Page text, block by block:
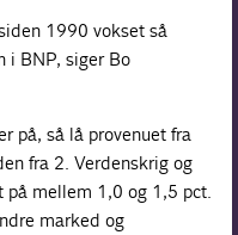
1990 vokset så
i BNP, siger Bo
på, så lå provenuet fra
fra 2. Verdenskrig og
mellem 1,0 og 1,5 pct.
marked og